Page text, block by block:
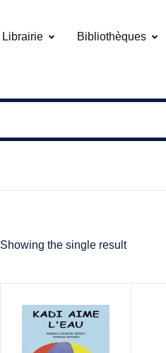
Librairie Bibliothèques
Showing the single result